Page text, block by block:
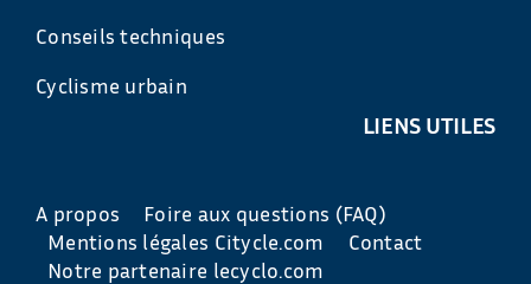
Conseils techniques
Cyclisme urbain
LIENS UTILES
A propos
Foire aux questions (FAQ)
Mentions légales Citycle.com
Contact
Notre partenaire lecyclo.com